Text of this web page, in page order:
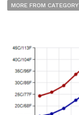
MORE FROM CATEGORY